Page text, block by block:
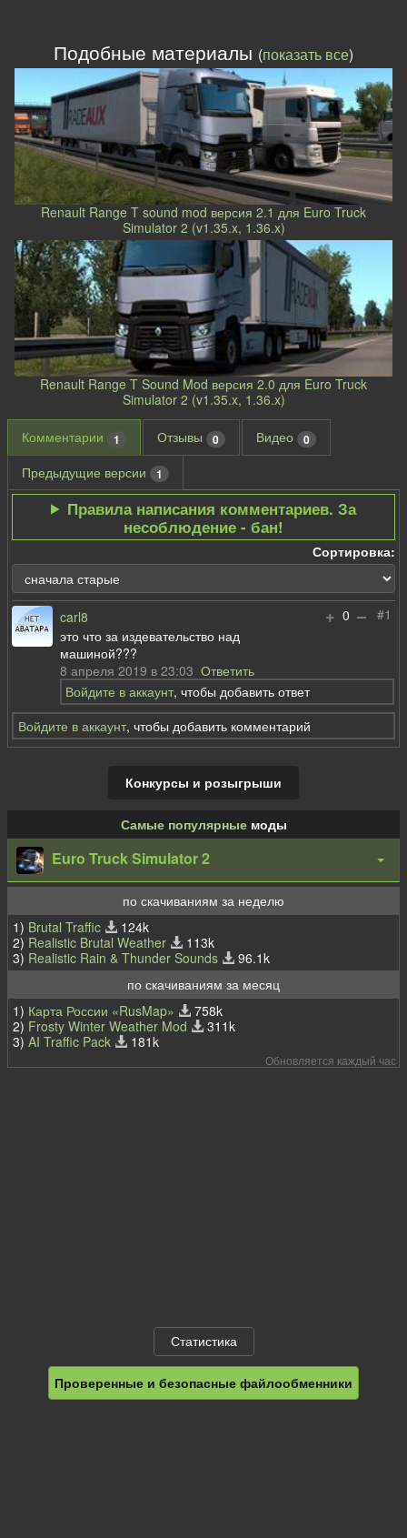
Подобные материалы (показать все)
Renault Range T sound mod версия 2.1 для Euro Truck
Simulator 2 (v1.35.x, 1.36.x)
Renault Range T Sound Mod версия 2.0 для Euro Truck
Simulator 2 (v1.35.x, 1.36.x)
Комментарии 1 Отзывы 0 Видео 0
Предыдущие версии 1
Правила написания комментариев. За
несоблюдение - бан!
Сортировка:
#1
+ 0 –
carl8
это что за издевательство над
машиной???
8 апреля 2019 в 23:03Ответить
Войдите в аккаунт, чтобы добавить ответ
Войдите в аккаунт, чтобы добавить комментарий
Конкурсы и розыгрыши
Самые популярныемоды
Euro Truck Simulator 2
по скачиваниям за неделю
1) Brutal Traffic
124k
2) Realistic Brutal Weather
113k
3) Realistic Rain & Thunder Sounds
96.1k
по скачиваниям за месяц
1) Карта России «RusMap»
758k
2) Frosty Winter Weather Mod
311k
3) AI Traffic Pack 181k
Обновляется каждый час
Статистика
Проверенные и безопасные файлообменники